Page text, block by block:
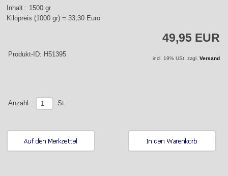
Inhalt : 1500 gr
Kilopreis (1000 gr) = 33,30 Euro
49,95 EUR
Produkt-ID: H51395
incl. 19% USt. zzgl. Versand
Anzahl: St